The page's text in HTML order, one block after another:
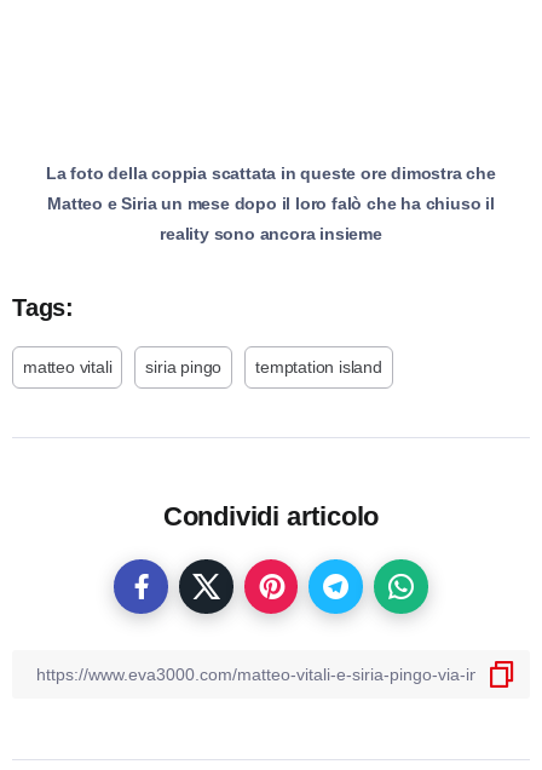
La foto della coppia scattata in queste ore dimostra che
Matteo e Siria un mese dopo il loro falò che ha chiuso il
reality sono ancora insieme
Tags:
matteo vitali siria pingo temptation island
Condividi articolo